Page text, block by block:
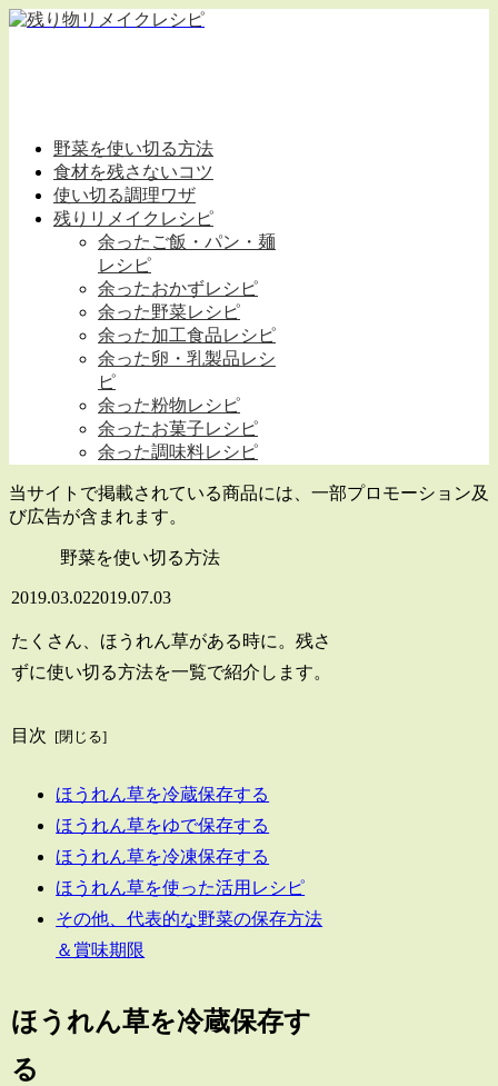
野菜を使い切る方法
食材を残さないコツ
使い切る調理ワザ
残りリメイクレシピ
余ったご飯・パン・麺
レシピ
余ったおかずレシピ
余った野菜レシピ
余った加工食品レシピ
余った卵・乳製品レシ
ピ
余った粉物レシピ
余ったお菓子レシピ
余った調味料レシピ
当サイトで掲載されている商品には、一部プロモーション及
び広告が含まれます。
野菜を使い切る方法
2019.03.022019.07.03
たくさん、ほうれん草がある時に。残さ
ずに使い切る方法を一覧で紹介します。
目次
ほうれん草を冷蔵保存する
ほうれん草をゆで保存する
ほうれん草を冷凍保存する
ほうれん草を使った活用レシピ
その他、代表的な野菜の保存方法
＆賞味期限
ほうれん草を冷蔵保存す
る